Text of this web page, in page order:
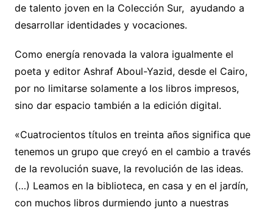
de talento joven en la Colección Sur, ayudando a
desarrollar identidades y vocaciones.
Como energía renovada la valora igualmente el
poeta y editor Ashraf Aboul-Yazid, desde el Cairo,
por no limitarse solamente a los libros impresos,
sino dar espacio también a la edición digital.
«Cuatrocientos títulos en treinta años significa que
tenemos un grupo que creyó en el cambio a través
de la revolución suave, la revolución de las ideas.
(…) Leamos en la biblioteca, en casa y en el jardín,
con muchos libros durmiendo junto a nuestras